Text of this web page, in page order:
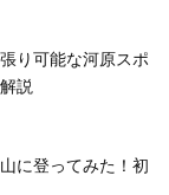
り可能な河原スポ
説
に登ってみた！初